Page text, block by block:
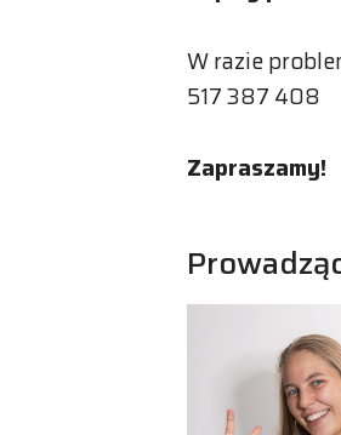
W razie
517 387 408
Zapraszamy!